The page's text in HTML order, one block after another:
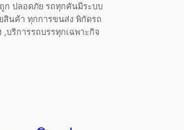
ก ปลอดภัย รถทุกคันมีระบบ
สินค้า ทุกการขนส่ง พิกัดรถ
,บริการรถบรรทุกเฉพาะกิจ